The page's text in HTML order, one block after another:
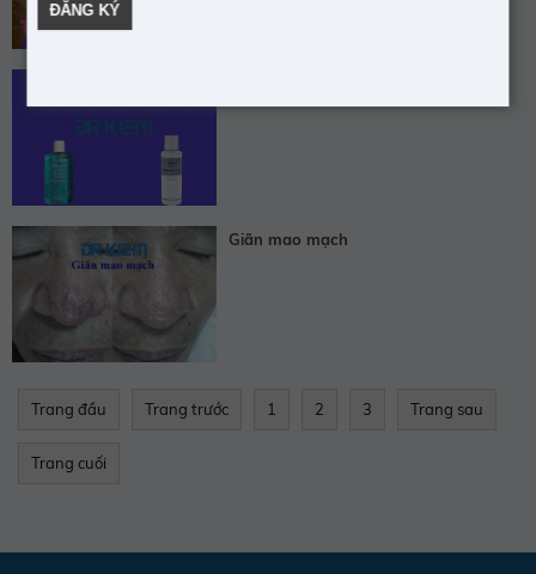
Giãn mao mạch
Trang đầu Trang trước 1 2 3 Trang sau
Trang cuối